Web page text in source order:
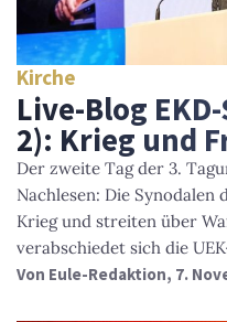
Kirche
Live-Blog
2): Krieg und
Der zweite Tag der 3.
Nachlesen: Die
Krieg und streiten über
verabschiedet sich die
Von Eule-Redaktion, 7.